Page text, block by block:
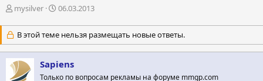
А
т
о
р
т
е
mysilver
Д
т
а
н
а
ч
06.03.2013
В этой теме нельзя размещать новые ответы.
Sapiens
Только по вопросам рекламы на форуме mmgp.com